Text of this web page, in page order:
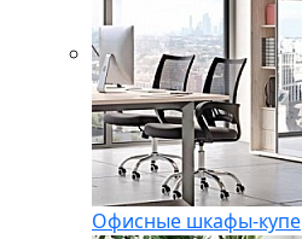
Офисные шкафы-купе